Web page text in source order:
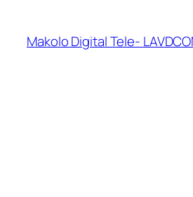
Makolo Digital Tele-